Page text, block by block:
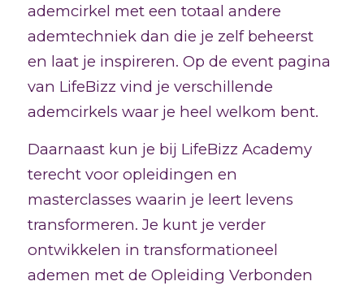
ademcirkel met een totaal andere
ademtechniek dan die je zelf beheerst
en laat je inspireren. Op de event pagina
van LifeBizz vind je verschillende
ademcirkels waar je heel welkom bent.
Daarnaast kun je bij LifeBizz Academy
terecht voor opleidingen en
masterclasses waarin je leert levens
transformeren. Je kunt je verder
ontwikkelen in transformationeel
ademen met de Opleiding Verbonden